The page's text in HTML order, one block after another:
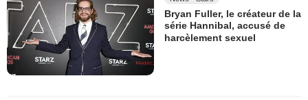
Bryan Fuller, le créateur de la
série Hannibal, accusé de
harcèlement sexuel